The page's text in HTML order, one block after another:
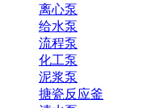
离心泵
给水泵
流程泵
化工泵
泥浆泵
搪瓷反应釜